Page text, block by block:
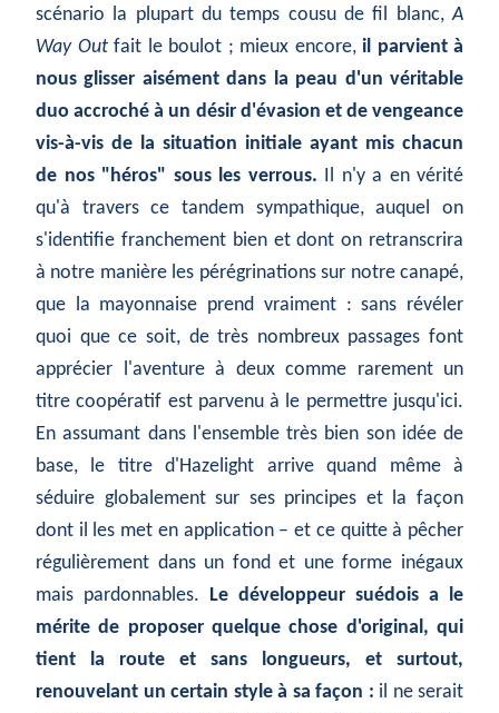
scénario la plupart du temps cousu de fil blanc,A
Way Outfait le boulot ; mieux encore, il parvient à
nous glisser aisément dans la peau d'un véritable
duo accroché à un désir d'évasion et de vengeance
vis-à-vis de la situation initiale ayant mis chacun
de nos "héros" sous les verrous. Il n'y a en vérité
qu'à travers ce tandem sympathique, auquel on
s'identifie franchement bien et dont on retranscrira
à notre manière les pérégrinations sur notre canapé,
que la mayonnaise prend vraiment : sans révéler
quoi que ce soit, de très nombreux passages font
apprécier l'aventure à deux comme rarement un
titre coopératif est parvenu à le permettre jusqu'ici.
En assumant dans l'ensemble très bien son idée de
base, le titre d'Hazelight arrive quand même à
séduire globalement sur ses principes et la façon
dont il les met en application – et ce quitte à pêcher
régulièrement dans un fond et une forme inégaux
mais pardonnables. Le développeur suédois a le
mérite de proposer quelque chose d'original, qui
tient la route et sans longueurs, et surtout,
renouvelant un certain style à sa façon : il ne serait